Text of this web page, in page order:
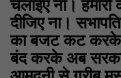
दीजिए ना।
का बजट कट करके
बंद करके अब